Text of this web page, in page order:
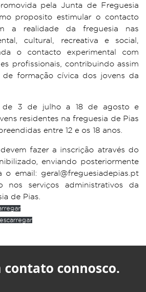
pela Junta de Freguesia
proposito estimular o contacto
a realidade da freguesia nas
cultural, recreativa e social,
o contacto experimental com
profissionais, contribuindo assim
de formação cívica dos jovens da
de 3 de julho a 18 de agosto e
residentes na freguesia de Pias
entre 12 e os 18 anos.
fazer a inscrição através do
enviando posteriormente
email: geral@freguesiadepias.pt
nos serviços administrativos da
de Pias.
contato connosco.